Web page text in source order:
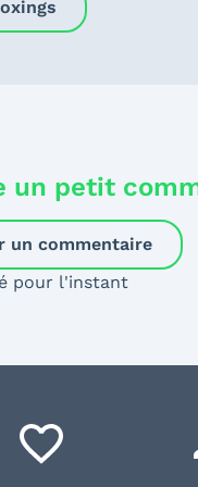
un petit
un commentaire
pour l'instant